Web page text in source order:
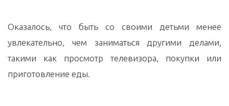
Оказалось, что быть со своими детьми менее
увлекательно, чем заниматься другими делами,
такими как просмотр телевизора, покупки или
приготовление еды.